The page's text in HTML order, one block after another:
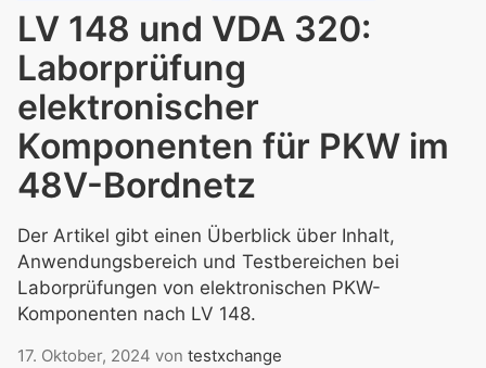
LV 148 und VDA 320:
Laborprüfung
elektronischer
Komponenten für PKW im
48V-Bordnetz
Der Artikel gibt einen Überblick über Inhalt,
Anwendungsbereich und Testbereichen bei
Laborprüfungen von elektronischen PKW-
Komponenten nach LV 148.
17. Oktober, 2024 von testxchange